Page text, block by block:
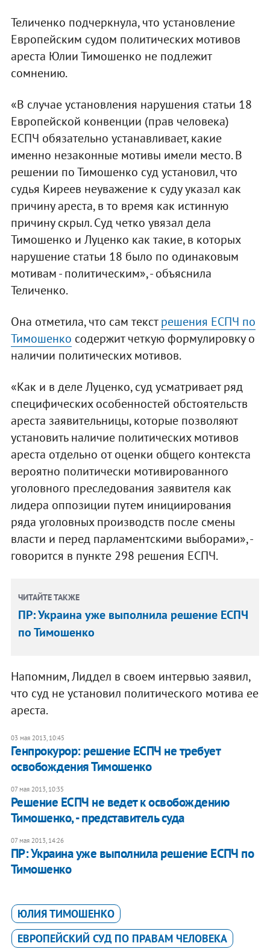
Теличенко подчеркнула, что установление
Европейским судом политических мотивов
ареста Юлии Тимошенко не подлежит
сомнению.
«В случае установления нарушения статьи 18
Европейской конвенции (прав человека)
ЕСПЧ обязательно устанавливает, какие
именно незаконные мотивы имели место. В
решении по Тимошенко суд установил, что
судья Киреев неуважение к суду указал как
причину ареста, в то время как истинную
причину скрыл. Суд четко увязал дела
Тимошенко и Луценко как такие, в которых
нарушение статьи 18 было по одинаковым
мотивам - политическим», - объяснила
Теличенко.
Она отметила, что сам текстрешения ЕСПЧ по
Тимошенко содержит четкую формулировку о
наличии политических мотивов.
«Как и в деле Луценко, суд усматривает ряд
специфических особенностей обстоятельств
ареста заявительницы, которые позволяют
установить наличие политических мотивов
ареста отдельно от оценки общего контекста
вероятно политически мотивированного
уголовного преследования заявителя как
лидера оппозиции путем инициирования
ряда уголовных производств после смены
власти и перед парламентскими выборами», -
говорится в пункте 298 решения ЕСПЧ.
ЧИТАЙТЕ ТАКЖЕ
ПР: Украина уже выполнила решение ЕСПЧ
по Тимошенко
Напомним, Лиддел в своем интервью заявил,
что суд не установил политического мотива ее
ареста.
03 мая 2013, 10:45
Генпрокурор: решение ЕСПЧ не требует
освобождения Тимошенко
07 мая 2013, 10:35
Решение ЕСПЧ не ведет к освобождению
Тимошенко, - представитель суда
07 мая 2013, 14:26
ПР: Украина уже выполнила решение ЕСПЧ по
Тимошенко
ЮЛИЯ ТИМОШЕНКО
ЕВРОПЕЙСКИЙ СУД ПО ПРАВАМ ЧЕЛОВЕКА